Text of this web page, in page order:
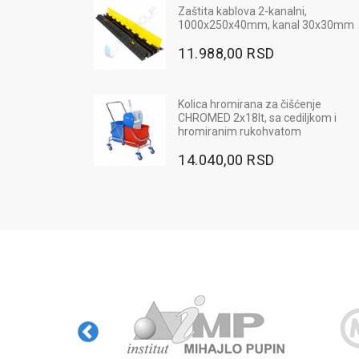
Zaštita kablova 2-kanalni,
1000x250x40mm, kanal 30x30mm
11.988,00 RSD
Kolica hromirana za čišćenje
CHROMED 2x18lt, sa cediljkom i
hromiranim rukohvatom
14.040,00 RSD
Ugaoni odbojnik od gume,
800x100x10mm, pravougaoni,
crno-žuti
948,00 RSD
Radne pantalone MAX NEO -
plava